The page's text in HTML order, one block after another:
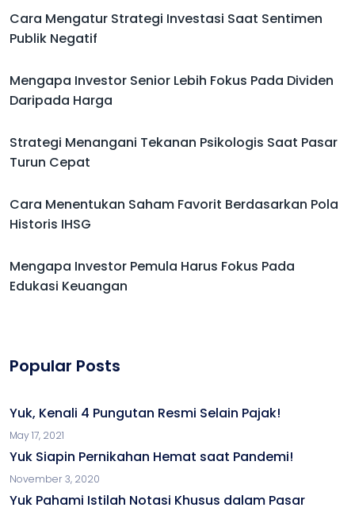
Cara Mengatur Strategi Investasi Saat Sentimen
Publik Negatif
Mengapa Investor Senior Lebih Fokus Pada Dividen
Daripada Harga
Strategi Menangani Tekanan Psikologis Saat Pasar
Turun Cepat
Cara Menentukan Saham Favorit Berdasarkan Pola
Historis IHSG
Mengapa Investor Pemula Harus Fokus Pada
Edukasi Keuangan
Popular Posts
Yuk, Kenali 4 Pungutan Resmi Selain Pajak!
May 17, 2021
Yuk Siapin Pernikahan Hemat saat Pandemi!
November 3, 2020
Yuk Pahami Istilah Notasi Khusus dalam Pasar